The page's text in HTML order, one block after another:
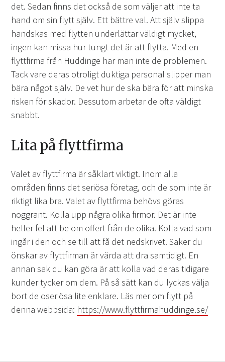
det. Sedan finns det också de som väljer att inte ta
hand om sin flytt själv. Ett bättre val. Att själv slippa
handskas med flytten underlättar väldigt mycket,
ingen kan missa hur tungt det är att flytta. Med en
flyttfirma från Huddinge har man inte de problemen.
Tack vare deras otroligt duktiga personal slipper man
bära något själv. De vet hur de ska bära för att minska
risken för skador. Dessutom arbetar de ofta väldigt
snabbt.
Lita på flyttfirma
Valet av flyttfirma är såklart viktigt. Inom alla
områden finns det seriösa företag, och de som inte är
riktigt lika bra. Valet av flyttfirma behövs göras
noggrant. Kolla upp några olika firmor. Det är inte
heller fel att be om offert från de olika. Kolla vad som
ingår i den och se till att få det nedskrivet. Saker du
önskar av flyttfirman är värda att dra samtidigt. En
annan sak du kan göra är att kolla vad deras tidigare
kunder tycker om dem. På så sätt kan du lyckas välja
bort de oseriösa lite enklare. Läs mer om flytt på
denna webbsida: https://www.flyttfirmahuddinge.se/